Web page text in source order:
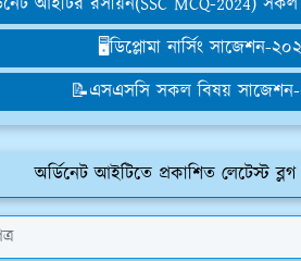
🖥️ডিপ্লোমা নার্সিং সাজেশন-
📝এসএসসি সকল বিষয়
অর্ডিনেট আইটিতে প্রকাশিত লেটেস্ট